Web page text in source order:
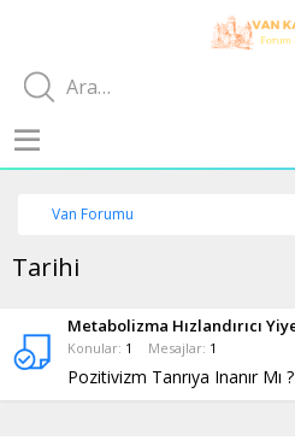
Van Forumu
Tarihi
Metabolizma Hızlandırıcı
Konular 1 Mesajlar 1
Pozitivizm Tanrıya Inanır Mı ?